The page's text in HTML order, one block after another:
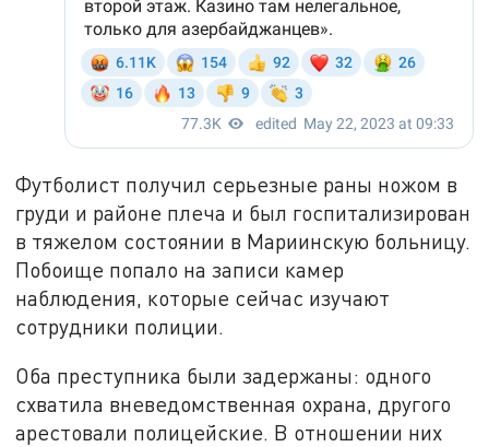
Футболист получил серьезные раны ножом в
груди и районе плеча и был госпитализирован
в тяжелом состоянии в Мариинскую больницу.
Побоище попало на записи камер
наблюдения, которые сейчас изучают
сотрудники полиции.
Оба преступника были задержаны: одного
схватила вневедомственная охрана, другого
арестовали полицейские. В отношении них